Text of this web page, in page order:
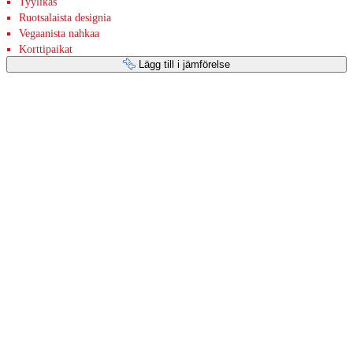
Ruotsalaista designia
Vegaanista nahkaa
Korttipaikat
Lägg till i jämförelse